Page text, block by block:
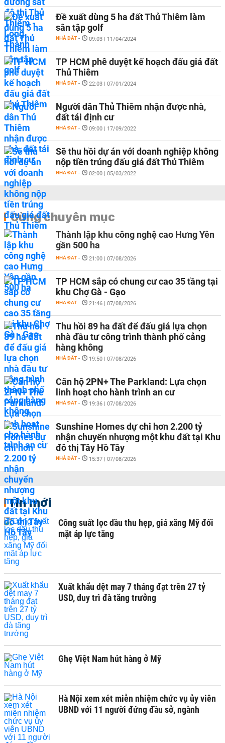
Đề xuất dùng 5 ha đất Thủ Thiêm làm
sân tập golf
NHÀ ĐẤT - 09:03 | 11/04/2024
TP HCM phê duyệt kế hoạch đấu giá đất
Thủ Thiêm
NHÀ ĐẤT - 22:03 | 07/01/2024
Người dân Thủ Thiêm nhận được nhà,
đất tái định cư
NHÀ ĐẤT - 09:00 | 17/09/2022
Sẽ thu hồi dự án với doanh nghiệp không
nộp tiền trúng đấu giá đất Thủ Thiêm
NHÀ ĐẤT - 02:00 | 05/03/2022
Cùng chuyên mục
Thành lập khu công nghệ cao Hưng Yên
gần 500 ha
NHÀ ĐẤT - 21:00 | 07/08/2026
TP HCM sắp có chung cư cao 35 tầng tại
khu Chợ Gà - Gạo
NHÀ ĐẤT - 21:46 | 07/08/2026
Thu hồi 89 ha đất để đấu giá lựa chọn
nhà đầu tư công trình thành phố cảng
hàng không
NHÀ ĐẤT - 19:50 | 07/08/2026
Căn hộ 2PN+ The Parkland: Lựa chọn
linh hoạt cho hành trình an cư
NHÀ ĐẤT - 19:36 | 07/08/2026
Sunshine Homes dự chi hơn 2.200 tỷ
nhận chuyển nhượng một khu đất tại Khu
đô thị Tây Hồ Tây
NHÀ ĐẤT - 15:37 | 07/08/2026
Tin mới
Công suất lọc dầu thu hẹp, giá xăng Mỹ đối
mặt áp lực tăng
Xuất khẩu dệt may 7 tháng đạt trên 27 tỷ
USD, duy trì đà tăng trưởng
Ghẹ Việt Nam hút hàng ở Mỹ
Hà Nội xem xét miễn nhiệm chức vụ ủy viên
UBND với 11 người đứng đầu sở, ngành